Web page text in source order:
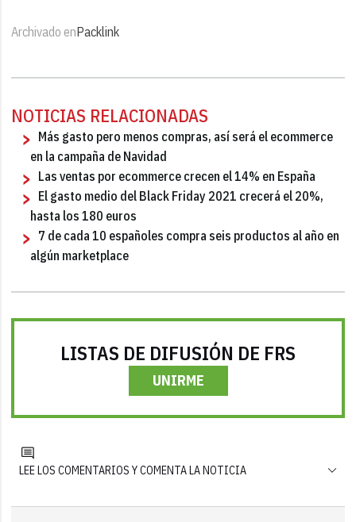
Archivado enPacklink
NOTICIAS RELACIONADAS
Más gasto pero menos compras, así será el ecommerce
en la campaña de Navidad
Las ventas por ecommerce crecen el 14% en España
El gasto medio del Black Friday 2021 crecerá el 20%,
hasta los 180 euros
7 de cada 10 españoles compra seis productos al año en
algún marketplace
LISTAS DE DIFUSIÓN DE FRS
UNIRME
LEE LOS COMENTARIOS Y COMENTA LA NOTICIA